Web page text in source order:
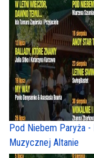
Pod Niebem Paryża
Muzycznej Altanie